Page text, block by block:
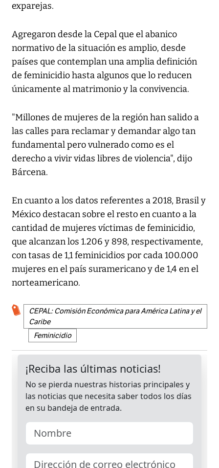
exparejas.
Agregaron desde la Cepal que el abanico
normativo de la situación es amplio, desde
países que contemplan una amplia definición
de feminicidio hasta algunos que lo reducen
únicamente al matrimonio y la convivencia.
"Millones de mujeres de la región han salido a
las calles para reclamar y demandar algo tan
fundamental pero vulnerado como es el
derecho a vivir vidas libres de violencia", dijo
Bárcena.
En cuanto a los datos referentes a 2018, Brasil y
México destacan sobre el resto en cuanto a la
cantidad de mujeres víctimas de feminicidio,
que alcanzan los 1.206 y 898, respectivamente,
con tasas de 1,1 feminicidios por cada 100.000
mujeres en el país suramericano y de 1,4 en el
norteamericano.
CEPAL: Comisión Económica para América Latina y el
Caribe
Feminicidio